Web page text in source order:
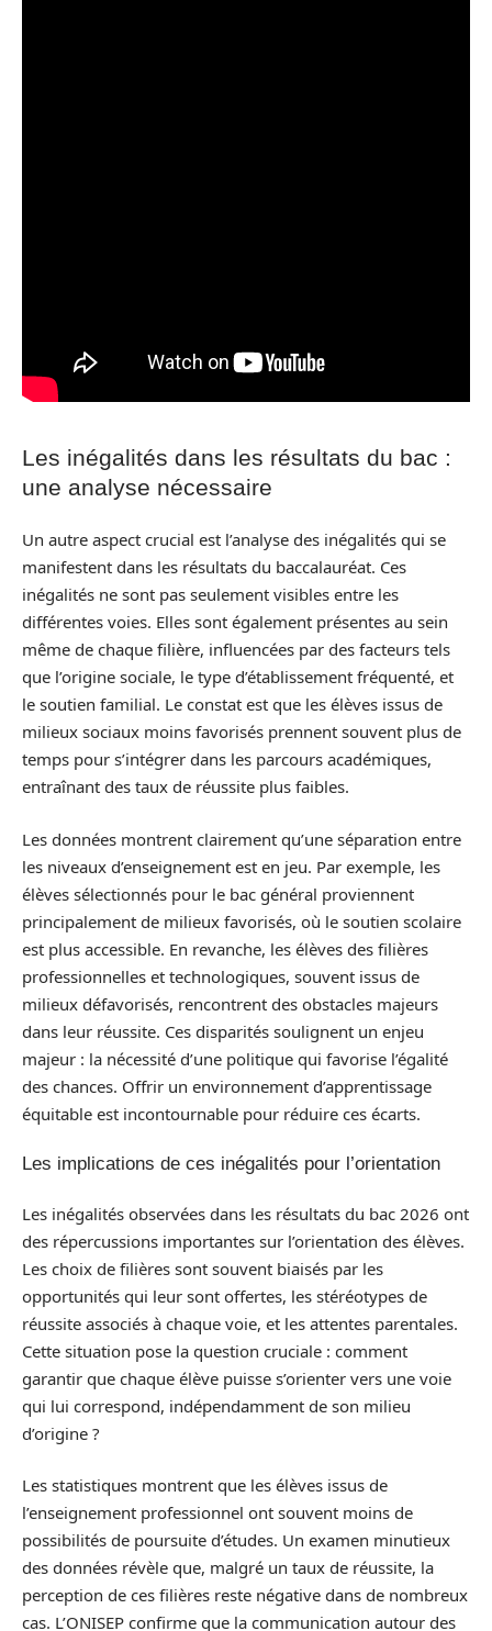
Les inégalités dans les résultats du bac :
une analyse nécessaire
Un autre aspect crucial est l’analyse des inégalités qui se
manifestent dans les résultats du baccalauréat. Ces
inégalités ne sont pas seulement visibles entre les
différentes voies. Elles sont également présentes au sein
même de chaque filière, influencées par des facteurs tels
que l’origine sociale, le type d’établissement fréquenté, et
le soutien familial. Le constat est que les élèves issus de
milieux sociaux moins favorisés prennent souvent plus de
temps pour s’intégrer dans les parcours académiques,
entraînant des taux de réussite plus faibles.
Les données montrent clairement qu’une séparation entre
les niveaux d’enseignement est en jeu. Par exemple, les
élèves sélectionnés pour le bac général proviennent
principalement de milieux favorisés, où le soutien scolaire
est plus accessible. En revanche, les élèves des filières
professionnelles et technologiques, souvent issus de
milieux défavorisés, rencontrent des obstacles majeurs
dans leur réussite. Ces disparités soulignent un enjeu
majeur : la nécessité d’une politique qui favorise l’égalité
des chances. Offrir un environnement d’apprentissage
équitable est incontournable pour réduire ces écarts.
Les implications de ces inégalités pour l’orientation
Les inégalités observées dans les résultats du bac 2026 ont
des répercussions importantes sur l’orientation des élèves.
Les choix de filières sont souvent biaisés par les
opportunités qui leur sont offertes, les stéréotypes de
réussite associés à chaque voie, et les attentes parentales.
Cette situation pose la question cruciale : comment
garantir que chaque élève puisse s’orienter vers une voie
qui lui correspond, indépendamment de son milieu
d’origine ?
Les statistiques montrent que les élèves issus de
l’enseignement professionnel ont souvent moins de
possibilités de poursuite d’études. Un examen minutieux
des données révèle que, malgré un taux de réussite, la
perception de ces filières reste négative dans de nombreux
cas. L’ONISEP confirme que la communication autour des